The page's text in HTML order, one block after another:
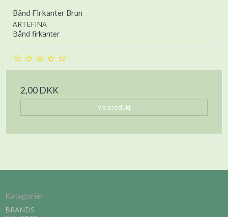
Bånd Firkanter Brun
ARTEFINA
Bånd firkanter
2,00 DKK
Vis produkt
Kategorier
BRANDS